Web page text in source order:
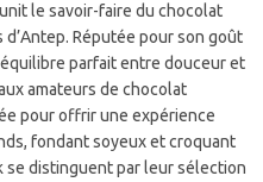
le savoir-faire du chocolat
Réputée pour son goût
parfait entre douceur et
amateurs de chocolat
pour offrir une expérience
fondant soyeux et croquant
se distinguent par leur sélection